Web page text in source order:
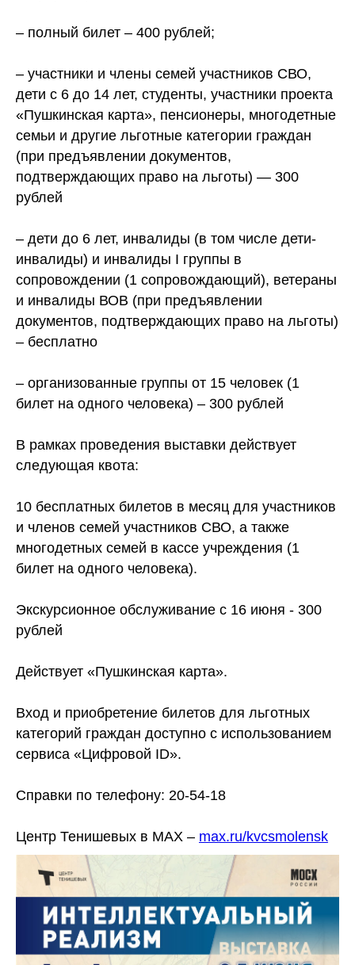
– полный билет – 400 рублей;
– участники и члены семей участников СВО,
дети с 6 до 14 лет, студенты, участники проекта
«Пушкинская карта», пенсионеры, многодетные
семьи и другие льготные категории граждан
(при предъявлении документов,
подтверждающих право на льготы) — 300
рублей
– дети до 6 лет, инвалиды (в том числе дети-
инвалиды) и инвалиды І группы в
сопровождении (1 сопровождающий), ветераны
и инвалиды ВОВ (при предъявлении
документов, подтверждающих право на льготы)
– бесплатно
– организованные группы от 15 человек (1
билет на одного человека) – 300 рублей
В рамках проведения выставки действует
следующая квота:
10 бесплатных билетов в месяц для участников
и членов семей участников СВО, а также
многодетных семей в кассе учреждения (1
билет на одного человека).
Экскурсионное обслуживание с 16 июня - 300
рублей
Действует «Пушкинская карта».
Вход и приобретение билетов для льготных
категорий граждан доступно с использованием
сервиса «Цифровой ID».
Справки по телефону: 20-54-18
Центр Тенишевых в MAX – max.ru/kvcsmolensk